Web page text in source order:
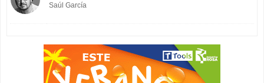
Saúl García